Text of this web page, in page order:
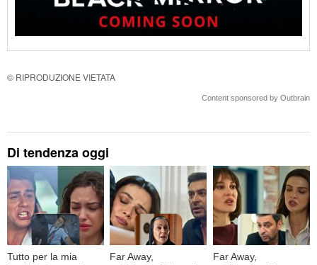
© RIPRODUZIONE VIETATA
Content sponsored by Outbrain
Di tendenza oggi
Tutto per la mia
Far Away,
Far Away,